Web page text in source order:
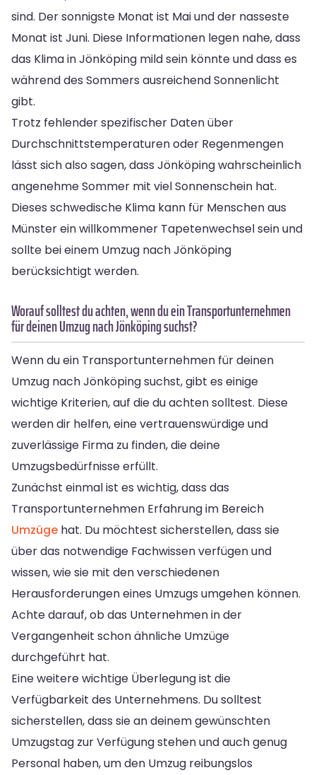
sind. Der sonnigste Monat ist Mai und der nasseste
Monat ist Juni. Diese Informationen legen nahe, dass
das Klima in Jönköping mild sein könnte und dass es
während des Sommers ausreichend Sonnenlicht
gibt.
Trotz fehlender spezifischer Daten über
Durchschnittstemperaturen oder Regenmengen
lässt sich also sagen, dass Jönköping wahrscheinlich
angenehme Sommer mit viel Sonnenschein hat.
Dieses schwedische Klima kann für Menschen aus
Münster ein willkommener Tapetenwechsel sein und
sollte bei einem Umzug nach Jönköping
berücksichtigt werden.
Worauf solltest du achten, wenn du ein Transportunternehmen
für deinen Umzug nach Jönköping suchst?
Wenn du ein Transportunternehmen für deinen
Umzug nach Jönköping suchst, gibt es einige
wichtige Kriterien, auf die du achten solltest. Diese
werden dir helfen, eine vertrauenswürdige und
zuverlässige Firma zu finden, die deine
Umzugsbedürfnisse erfüllt.
Zunächst einmal ist es wichtig, dass das
Transportunternehmen Erfahrung im Bereich
Umzüge hat. Du möchtest sicherstellen, dass sie
über das notwendige Fachwissen verfügen und
wissen, wie sie mit den verschiedenen
Herausforderungen eines Umzugs umgehen können.
Achte darauf, ob das Unternehmen in der
Vergangenheit schon ähnliche Umzüge
durchgeführt hat.
Eine weitere wichtige Überlegung ist die
Verfügbarkeit des Unternehmens. Du solltest
sicherstellen, dass sie an deinem gewünschten
Umzugstag zur Verfügung stehen und auch genug
Personal haben, um den Umzug reibungslos